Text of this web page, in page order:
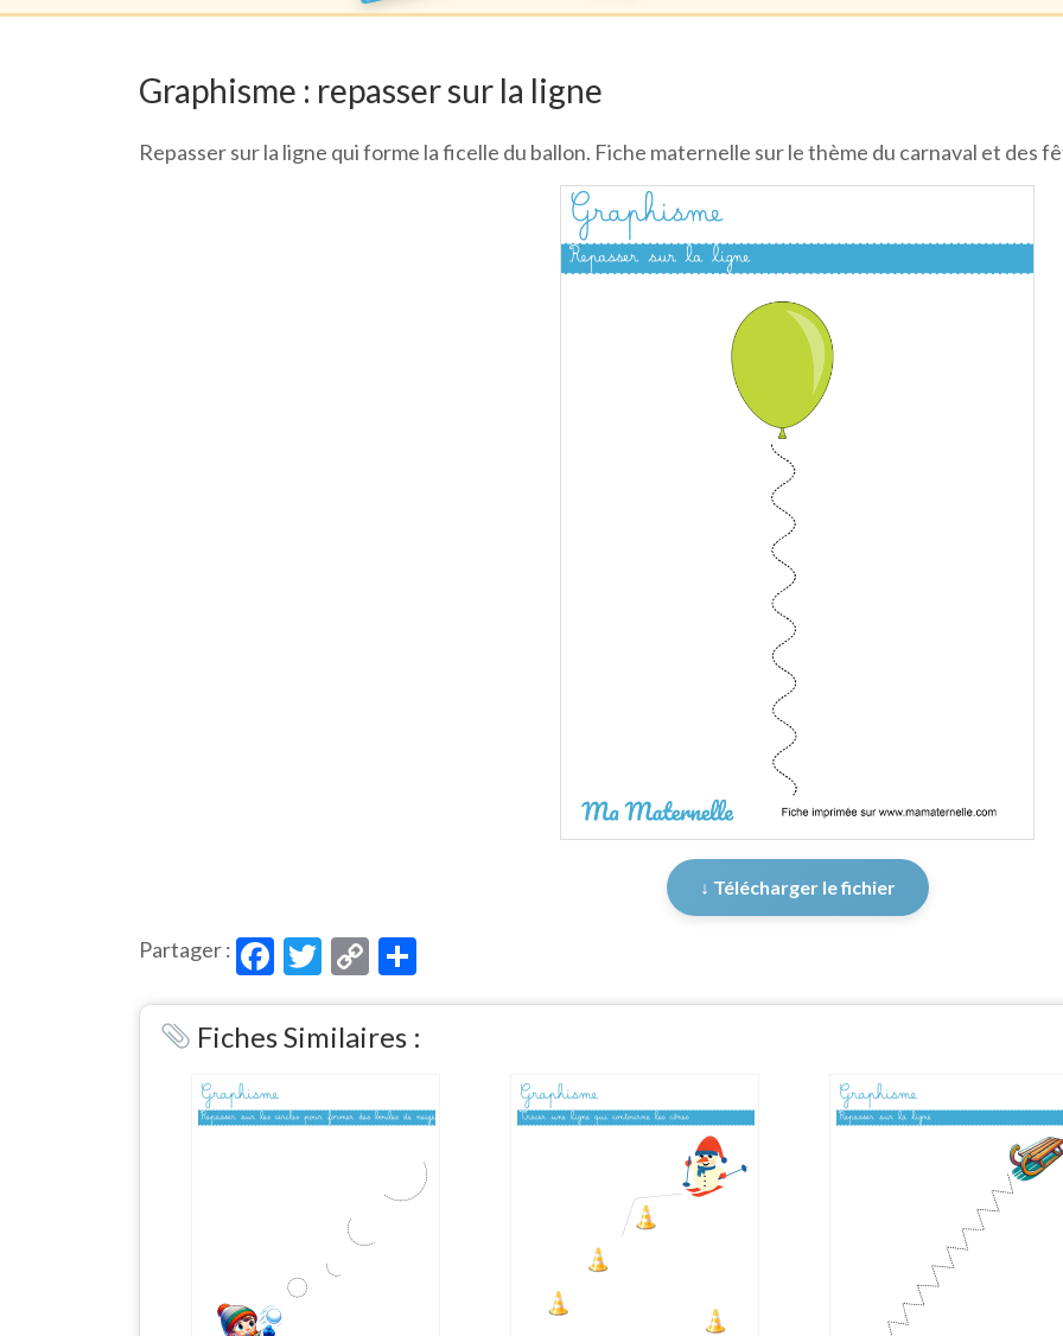
Graphisme : repasser sur la ligne
Repasser sur la ligne qui forme la ficelle du ballon. Fiche maternelle sur le thème du carnaval et des
↓ Télécharger le fichier
Partager : Facebook
Twitter
Copy
Link
Fiches Similaires :